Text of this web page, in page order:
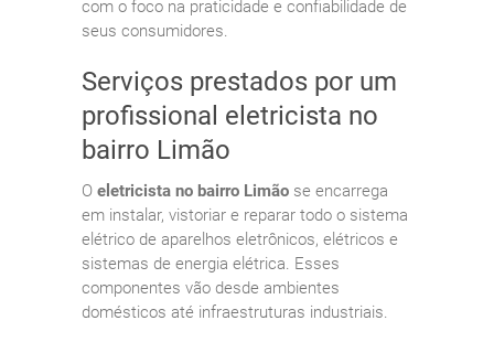
com o foco na praticidade e confiabilidade de
seus consumidores.
Serviços prestados por um
profissional eletricista no
bairro Limão
O eletricista no bairro Limão se encarrega
em instalar, vistoriar e reparar todo o sistema
elétrico de aparelhos eletrônicos, elétricos e
sistemas de energia elétrica. Esses
componentes vão desde ambientes
domésticos até infraestruturas industriais.